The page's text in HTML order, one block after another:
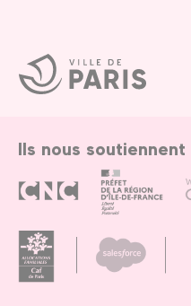
Ville
de
Paris
Ils nous soutiennent